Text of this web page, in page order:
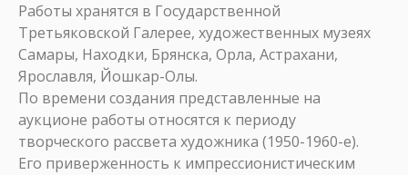
Работы хранятся в Государственной
Третьяковской Галерее, художественных музеях
Самары, Находки, Брянска, Орла, Астрахани,
Ярославля, Йошкар-Олы.
По времени создания представленные на
аукционе работы относятся к периоду
творческого рассвета художника (1950-1960-е).
Его приверженность к импрессионистическим